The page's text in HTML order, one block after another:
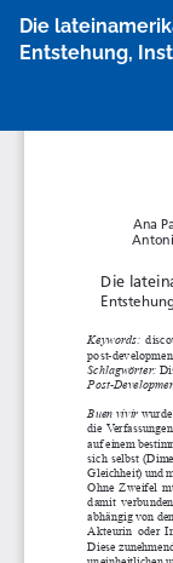
Artikeldetails
zurückkehren
Die
Entstehung,